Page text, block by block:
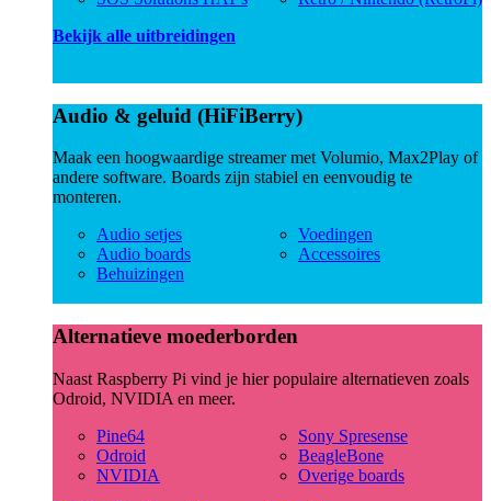
Bekijk alle uitbreidingen
Audio & geluid (HiFiBerry)
Maak een hoogwaardige streamer met Volumio, Max2Play of
andere software. Boards zijn stabiel en eenvoudig te
monteren.
Audio setjes
Audio boards
Behuizingen
Voedingen
Accessoires
Alternatieve moederborden
Naast Raspberry Pi vind je hier populaire alternatieven zoals
Odroid, NVIDIA en meer.
Pine64
Odroid
NVIDIA
Sony Spresense
BeagleBone
Overige boards